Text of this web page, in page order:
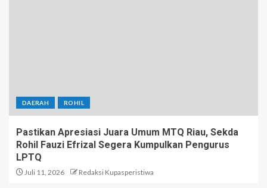
DAERAH ROHIL
Pastikan Apresiasi Juara Umum MTQ Riau, Sekda
Rohil Fauzi Efrizal Segera Kumpulkan Pengurus
LPTQ
Juli 11, 2026 Redaksi Kupasperistiwa